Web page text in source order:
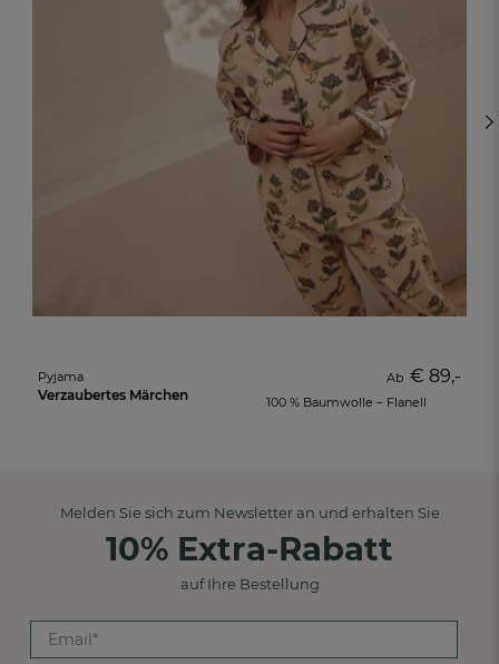
Pyjama
Verzaubertes Märchen
Ab € 89,-
100 % Baumwolle – Flanell
Melden Sie sich zum Newsletter an und erhalten Sie
10% Extra-Rabatt
auf Ihre Bestellung